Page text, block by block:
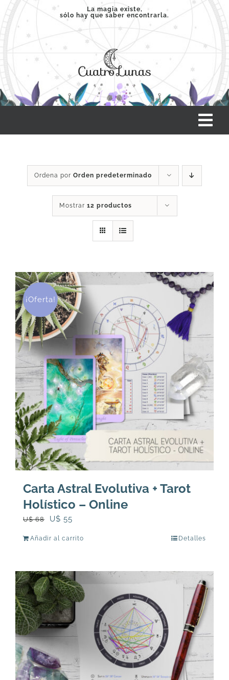
Saltar
contenido
La magia existe,
sólo hay que saber encontrarla.
SERVICIOS
PRODUCTOS
ARTÍCULOS
ACERCA
CONTACTO
Carrito
Ordena por Orden predeterminado
Mostrar 12 productos
¡Oferta!
Carta Astral Evolutiva + Tarot
Holístico – Online
U$68
El
U$
68.
U$ 55
U$
55.
Añadir al carrito Detalles